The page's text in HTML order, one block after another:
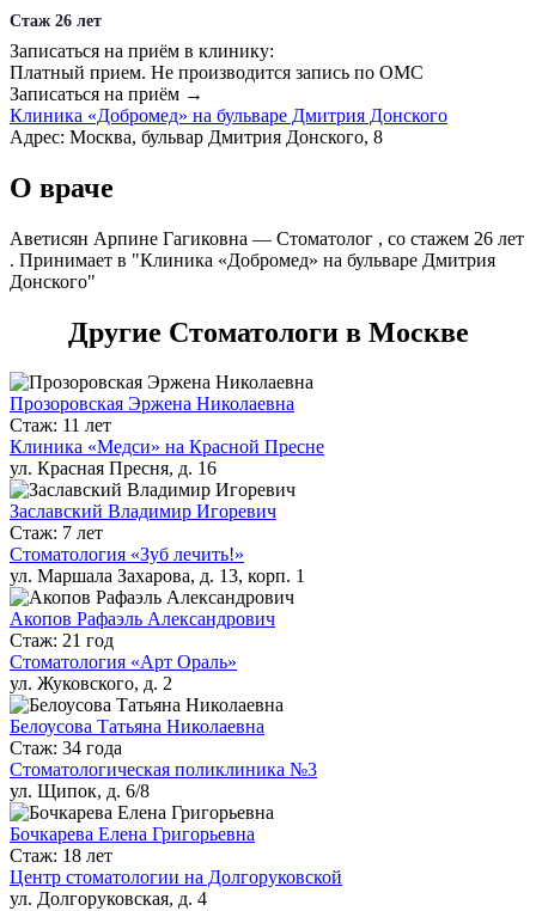
Стаж 26 лет
Записаться на приём в клинику:
Платный прием. Не производится запись по ОМС
Записаться на приём →
Клиника «Добромед» на бульваре Дмитрия Донского
Адрес: Москва, бульвар Дмитрия Донского, 8
О враче
Аветисян Арпине Гагиковна — Стоматолог , со стажем 26 лет
. Принимает в "Клиника «Добромед» на бульваре Дмитрия
Донского"
Другие Стоматологи в Москве
Прозоровская Эржена Николаевна
Стаж: 11 лет
Клиника «Медси» на Красной Пресне
ул. Красная Пресня, д. 16
Заславский Владимир Игоревич
Стаж: 7 лет
Стоматология «Зуб лечить!»
ул. Маршала Захарова, д. 13, корп. 1
Акопов Рафаэль Александрович
Стаж: 21 год
Стоматология «Арт Ораль»
ул. Жуковского, д. 2
Белоусова Татьяна Николаевна
Стаж: 34 года
Стоматологическая поликлиника №3
ул. Щипок, д. 6/8
Бочкарева Елена Григорьевна
Стаж: 18 лет
Центр стоматологии на Долгоруковской
ул. Долгоруковская, д. 4